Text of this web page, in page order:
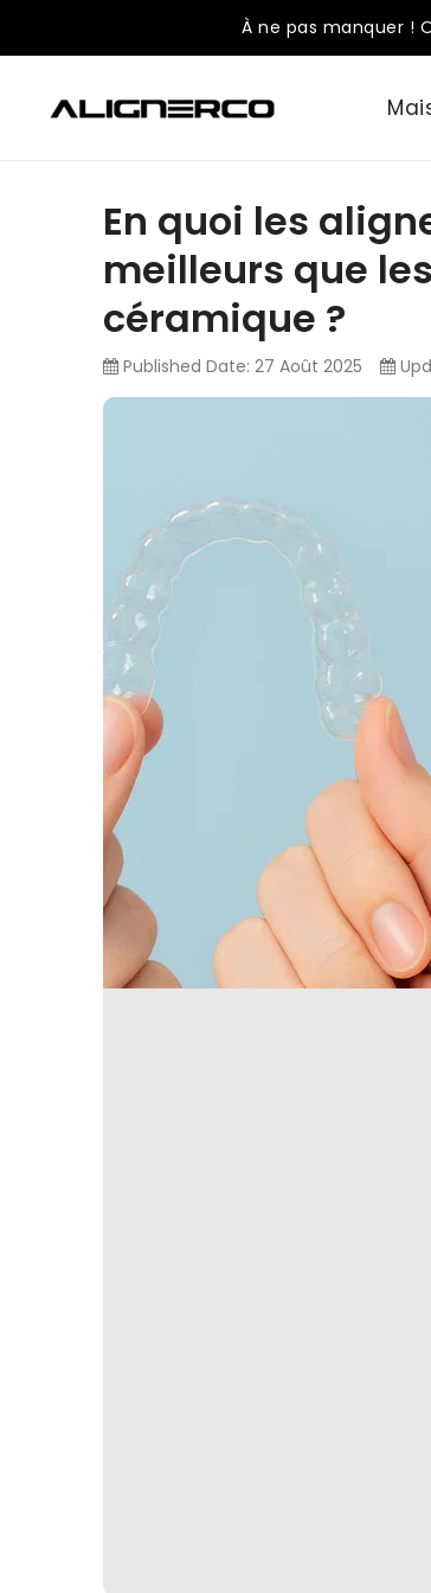
À ne pas manquer !
En quoi les
meilleurs que
céramique ?
Published Date: 27 Août 2025